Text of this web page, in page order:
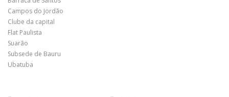
Campos do Jordão
Clube da capital
Flat Paulista
Suarão
Subsede de Bauru
Ubatuba